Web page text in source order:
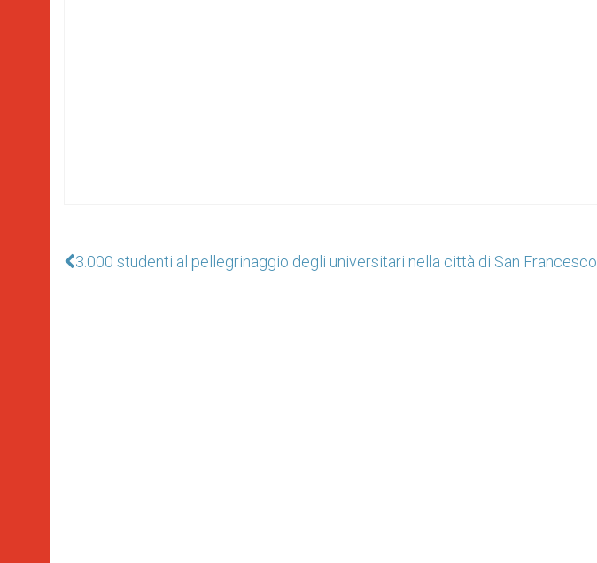
3.000 studenti al pellegrinaggio degli universitari nella città di San Francesco